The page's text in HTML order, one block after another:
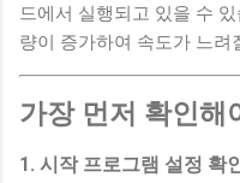
드에서 실행되고 있을 수
량이 증가하여 속도가 느려
가장 먼저 확인해
1. 시작 프로그램 설정 확